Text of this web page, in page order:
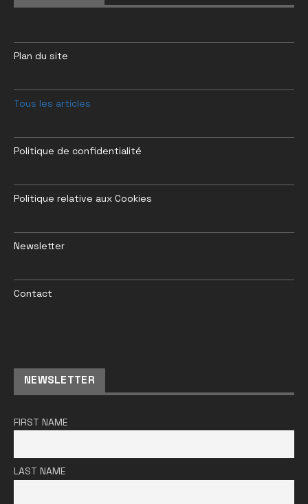
Plan du site
Tous les articles
Politique de confidentialité
Politique relative aux Cookies
Newsletter
Contact
NEWSLETTER
FIRST NAME
LAST NAME